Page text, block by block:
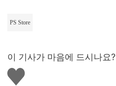
PS Store
이 기사가 마음에 드시나요?
좋
아